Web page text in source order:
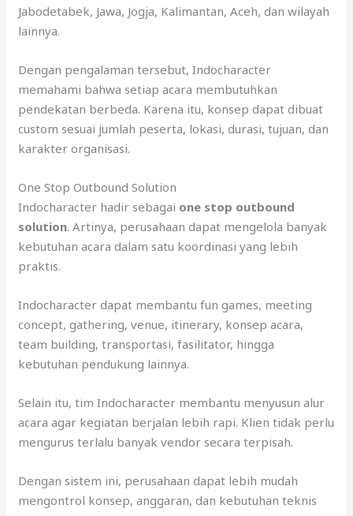
Jabodetabek, Jawa, Jogja, Kalimantan, Aceh, dan wilayah
lainnya.
Dengan pengalaman tersebut, Indocharacter
memahami bahwa setiap acara membutuhkan
pendekatan berbeda. Karena itu, konsep dapat dibuat
custom sesuai jumlah peserta, lokasi, durasi, tujuan, dan
karakter organisasi.
One Stop Outbound Solution
Indocharacter hadir sebagai one stop outbound
solution. Artinya, perusahaan dapat mengelola banyak
kebutuhan acara dalam satu koordinasi yang lebih
praktis.
Indocharacter dapat membantu fun games, meeting
concept, gathering, venue, itinerary, konsep acara,
team building, transportasi, fasilitator, hingga
kebutuhan pendukung lainnya.
Selain itu, tim Indocharacter membantu menyusun alur
acara agar kegiatan berjalan lebih rapi. Klien tidak perlu
mengurus terlalu banyak vendor secara terpisah.
Dengan sistem ini, perusahaan dapat lebih mudah
mengontrol konsep, anggaran, dan kebutuhan teknis